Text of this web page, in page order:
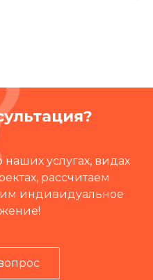
услугах, видах
рассчитаем
индивидуальное